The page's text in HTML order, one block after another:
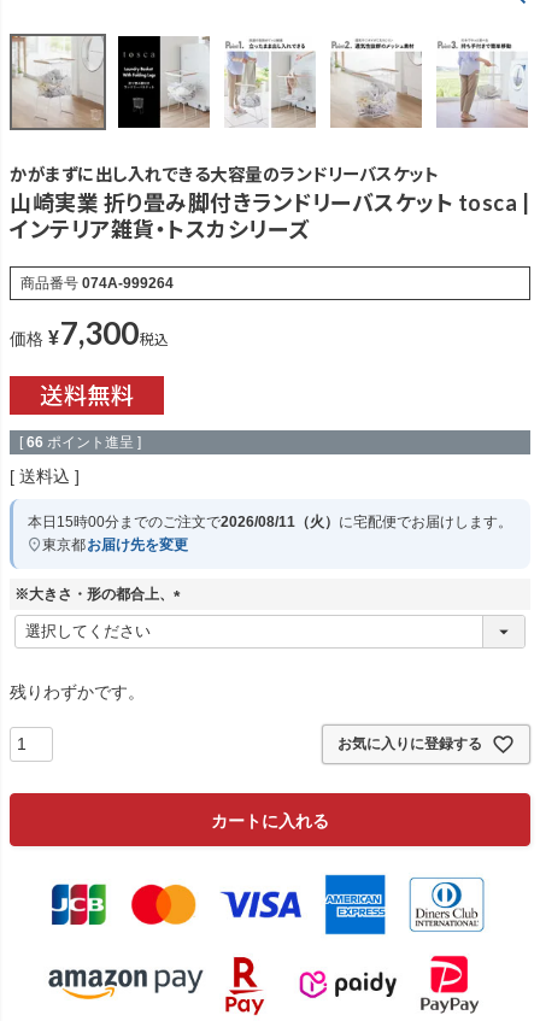
かがまずに出し入れできる大容量のランドリーバスケット
山崎実業 折り畳み脚付きランドリーバスケット tosca |
インテリア雑貨・トスカシリーズ
商品番号 074A-999264
価格 ¥7,300税込
[ 66 ポイント進呈 ]
送料込
本日 15時00分までのご注文で2026/08/11（火） に宅配便でお届けします。
東京都お届け先を変更
※大きさ・形の都合上、
(
残りわずかです。
お気に入りに登録する
カートに入れる